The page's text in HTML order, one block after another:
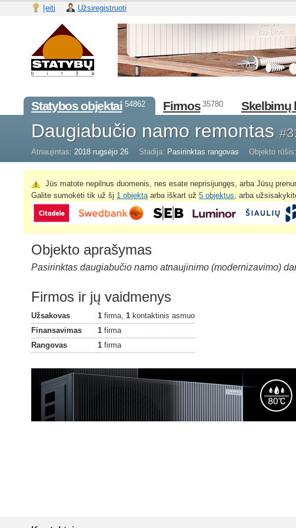
Įeiti Užsiregistruoti
Statybos objektai 54862 Firmos 35780 Skelbimų
Daugiabučio namo remontas
Atnaujintas: 2018 rugsėjo 26 Stadija: Pasirinktas rangovas Objekto rūšis:
Jūs matote nepilnus duomenis, nes esate neprisijungęs, arba Jūsų
Galite sumokėti tik už šį 1 objektą arba iškart už5 objektus , arba
Objekto aprašymas
Pasirinktas daugiabučio namo atnaujinimo (modernizavimo)
Firmos ir jų vaidmenys
Užsakovas 1 firma, 1 kontaktinis asmuo
Finansavimas
1 firma
Rangovas
1 firma